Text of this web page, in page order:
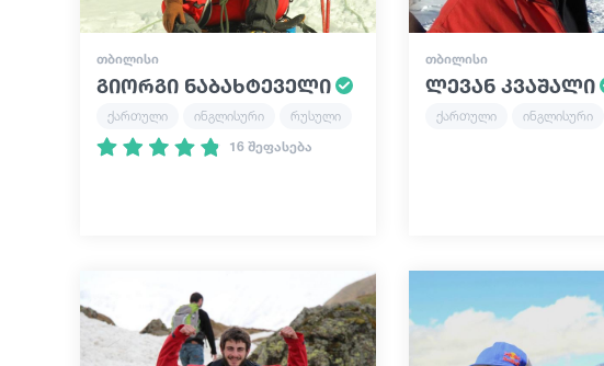
ᲗᲑᲘᲚᲘᲡᲘ
გიორგი ნაბახტეველი
ქართული ინგლისური
რუსული
16 შეფასება
ᲗᲑᲘᲚᲘᲡᲘ
ლევან კვაშალი
ქართული ინგლისური